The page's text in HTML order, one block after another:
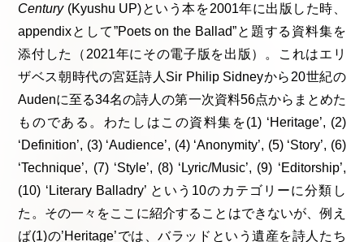
Century(Kyushu UP)という本を2001年に出版した時、
appendixとして”Poets on the Ballad”と題する資料集を
添付した（2021年にその電子版を出版）。これはエリ
ザベス朝時代の宮廷詩人Sir Philip Sidneyから20世紀の
Audenに至る34名の詩人の第一次資料56点からまとめた
ものである。わたしはこの資料集を(1) ‘Heritage’, (2)
‘Definition’, (3) ‘Audience’, (4) ‘Anonymity’, (5) ‘Story’, (6)
‘Technique’, (7) ‘Style’, (8) ‘Lyric/Music’, (9) ‘Editorship’,
(10) ‘Literary Balladry’ という10のカテゴリーに分類し
た。その一々をここに紹介することはできないが、例え
ば(1)の’Heritage’では、バラッドという遺産を詩人たち